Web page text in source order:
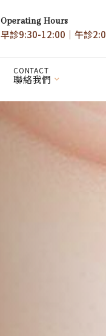
Operating Hours
早診9:30-12:00｜午診
聯絡我們
CONTACT